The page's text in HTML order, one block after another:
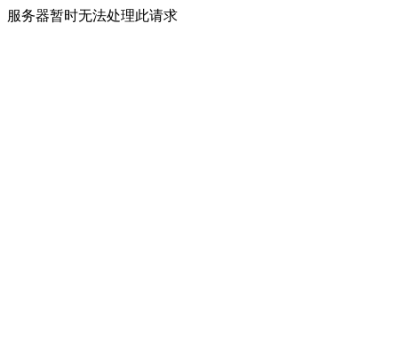
服务器暂时无法处理此请求